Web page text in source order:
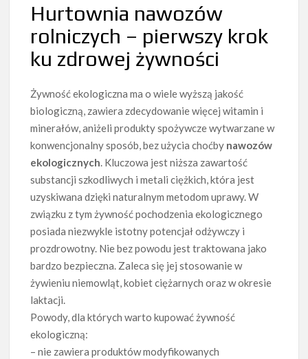
Hurtownia nawozów
rolniczych – pierwszy krok
ku zdrowej żywności
Żywność ekologiczna ma o wiele wyższą jakość
biologiczną, zawiera zdecydowanie więcej witamin i
minerałów, aniżeli produkty spożywcze wytwarzane w
konwencjonalny sposób, bez użycia choćby nawozów
ekologicznych. Kluczowa jest niższa zawartość
substancji szkodliwych i metali ciężkich, która jest
uzyskiwana dzięki naturalnym metodom uprawy. W
związku z tym żywność pochodzenia ekologicznego
posiada niezwykle istotny potencjał odżywczy i
prozdrowotny. Nie bez powodu jest traktowana jako
bardzo bezpieczna. Zaleca się jej stosowanie w
żywieniu niemowląt, kobiet ciężarnych oraz w okresie
laktacji.
Powody, dla których warto kupować żywność
ekologiczną:
– nie zawiera produktów modyfikowanych